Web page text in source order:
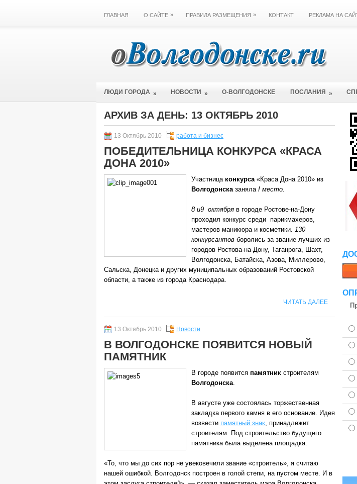
ГЛАВНАЯ О САЙТЕ » ПРАВИЛА РАЗМЕЩЕНИЯ » КОНТАКТ РЕКЛАМА НА
ЛЮДИ ГОРОДА » НОВОСТИ » О-ВОЛГОДОНСКЕ ПОСЛАНИЯ »
АРХИВ ЗА ДЕНЬ: 13 ОКТЯБРЬ 2010
13 Октябрь 2010 работа и бизнес
ПОБЕДИТЕЛЬНИЦА КОНКУРСА «КРАСА
ДОНА 2010»
Участница конкурса«Краса Дона 2010» из
Волгодонска заняла I место.
8 и9 октября в городе Ростове-на-Дону
проходил конкурс среди парикмахеров,
мастеров маникюра и косметики. 130
конкурсантов боролись за звание лучших из
городов Ростова-на-Дону, Таганрога, Шахт,
Волгодонска, Батайска, Азова, Миллерово,
Сальска, Донецка и других муниципальных образований Ростовской
области, а также из города Краснодара.
ЧИТАТЬ ДАЛЕЕ
13 Октябрь 2010 Новости
В ВОЛГОДОНСКЕ ПОЯВИТСЯ НОВЫЙ
ПАМЯТНИК
В городе появится памятник строителям
Волгодонска.
В августе уже состоялась торжественная
закладка первого камня в его основание. Идея
возвести памятный знак, принадлежит
строителям. Под строительство будущего
памятника была выделена площадка.
«То, что мы до сих пор не увековечили звание «строитель», я считаю
нашей ошибкой. Волгодонск построен в голой степи, на пустом месте. И в